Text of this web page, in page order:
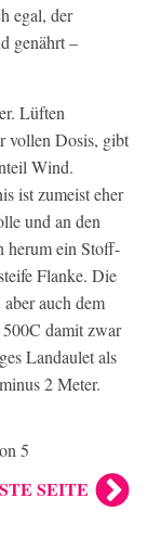
egal, der
genährt –
Lüften
vollen Dosis, gibt
Wind.
ist zumeist eher
und an den
herum ein Stoff-
Flanke. Die
auch dem
damit zwar
Landaulet als
2 Meter.
5
SEITE